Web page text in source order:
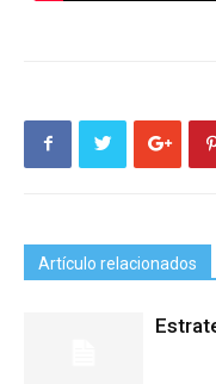
Artículo relacionados